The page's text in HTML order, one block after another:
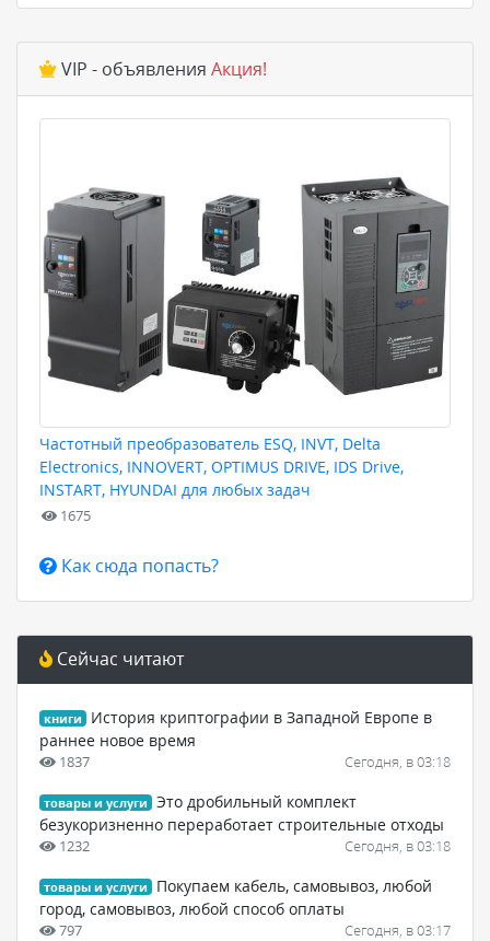
VIP - объявления Акция!
Частотный преобразователь ESQ, INVT, Delta
Electronics, INNOVERT, OPTIMUS DRIVE, IDS Drive,
INSTART, HYUNDAI для любых задач
1675
Как сюда попасть?
Сейчас читают
книги
История криптографии в Западной Европе в
раннее новое время
1837 Сегодня, в 03:18
товары и услуги
Это дробильный комплект
безукоризненно переработает строительные отходы
1232 Сегодня, в 03:18
товары и услуги
Покупаем кабель, самовывоз, любой
город, самовывоз, любой способ оплаты
797 Сегодня, в 03:17